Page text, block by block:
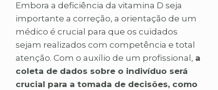
Embora a deficiência da vitamina D seja
importante a correção, a orientação de um
médico é crucial para que os cuidados
sejam realizados com competência e total
atenção. Com o auxílio de um profissional, a
coleta de dados sobre o indivíduo será
crucial para a tomada de decisões, como